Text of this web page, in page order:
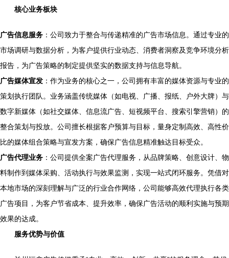
核心业务板块
广告信息服务 ：公司致力于整合与传递精准的广告市场信息。通过专业的
市场调研与数据分析，为客户提供行业动态、消费者洞察及竞争环境分析
报告，为广告策略的制定提供坚实的数据支持与信息导航。
广告媒体宣发 ：作为业务的核心之一，公司拥有丰富的媒体资源与专业的
策划执行团队。业务涵盖传统媒体（如电视、广播、报纸、户外大牌）与
数字新媒体（如社交媒体、信息流广告、短视频平台、搜索引擎营销）的
整合策划与投放。公司擅长根据客户预算与目标，量身定制高效、高性价
比的媒体组合策略与宣发方案，确保广告信息精准触达目标受众。
广告代理业务 ：公司提供全案广告代理服务，从品牌策略、创意设计、物
料制作到媒体采购、活动执行与效果监测，实现一站式闭环服务。凭借对
本地市场的深刻理解与广泛的行业合作网络，公司能够高效代理执行各类
广告项目，为客户节省成本、提升效率，确保广告活动的顺利实施与预期
效果的达成。
服务优势与价值